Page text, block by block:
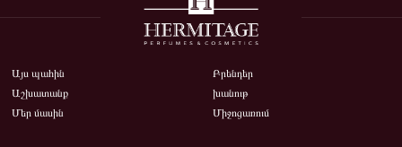
Այս պահին
Աշխատանք
Մեր մասին
Բրենդեր
խանութ
Միջոցառում